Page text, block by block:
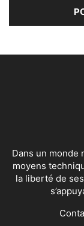
Dans un monde
moyens
la liberté de